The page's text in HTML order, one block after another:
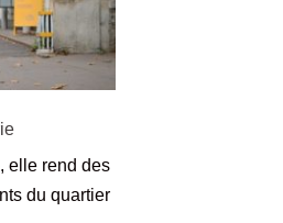
elle rend des
du quartier